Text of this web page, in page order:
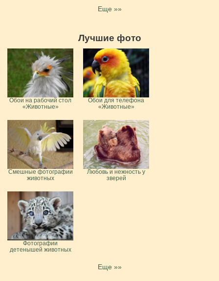
Еще »»
Лучшие фото
Обои на рабочий стол
«Животные»
Обои для телефона
«Животные»
Смешные фотографии
животных
Любовь и нежность у
зверей
Фотографии
детенышей животных
Еще »»